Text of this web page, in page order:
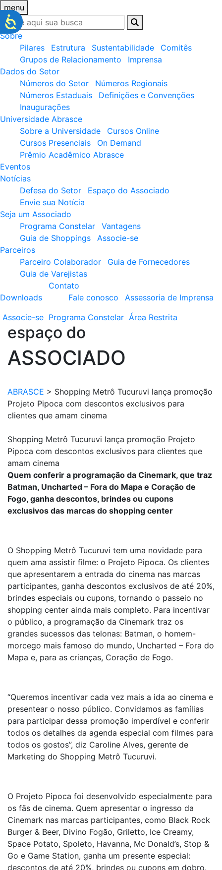
menu
Sobre
Pilares
Estrutura Sustentabilidade
Comitês
Grupos de Relacionamento
Imprensa
Dados do Setor
Números do Setor
Números Regionais
Números Estaduais
Definições e Convenções
Inaugurações
Universidade Abrasce
Sobre a Universidade
Cursos Online
Cursos Presenciais
On Demand
Prêmio Acadêmico Abrasce
Eventos
Notícias
Defesa do Setor
Espaço do Associado
Envie sua Notícia
Seja um Associado
Programa Constelar
Vantagens
Guia de Shoppings
Associe-se
Parceiros
Parceiro Colaborador
Guia de Fornecedores
Guia de Varejistas
Downloads
Contato
Fale conosco
Assessoria de Imprensa
Associe-se Programa Constelar Área Restrita
espaço do
ASSOCIADO
ABRASCE > Shopping Metrô Tucuruvi lança promoção
Projeto Pipoca com descontos exclusivos para
clientes que amam cinema
Shopping Metrô Tucuruvi lança promoção Projeto
Pipoca com descontos exclusivos para clientes que
amam cinema
Quem conferir a programação da Cinemark, que traz
Batman, Uncharted – Fora do Mapa e Coração de
Fogo, ganha descontos, brindes ou cupons
exclusivos das marcas do shopping center
O Shopping Metrô Tucuruvi tem uma novidade para
quem ama assistir filme: o Projeto Pipoca. Os clientes
que apresentarem a entrada do cinema nas marcas
participantes, ganha descontos exclusivos de até 20%,
brindes especiais ou cupons, tornando o passeio no
shopping center ainda mais completo. Para incentivar
o público, a programação da Cinemark traz os
grandes sucessos das telonas: Batman, o homem-
morcego mais famoso do mundo, Uncharted – Fora do
Mapa e, para as crianças, Coração de Fogo.
“Queremos incentivar cada vez mais a ida ao cinema e
presentear o nosso público. Convidamos as famílias
para participar dessa promoção imperdível e conferir
todos os detalhes da agenda especial com filmes para
todos os gostos”, diz Caroline Alves, gerente de
Marketing do Shopping Metrô Tucuruvi.
O Projeto Pipoca foi desenvolvido especialmente para
os fãs de cinema. Quem apresentar o ingresso da
Cinemark nas marcas participantes, como Black Rock
Burger & Beer, Divino Fogão, Griletto, Ice Creamy,
Space Potato, Spoleto, Havanna, Mc Donald’s, Stop &
Go e Game Station, ganha um presente especial:
descontos de até 20%, brindes ou cupons em dobro.